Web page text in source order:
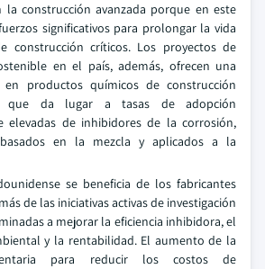
la construcción avanzada porque en este
significativos para prolongar la vida
construcción críticos. Los proyectos de
en el país, además, ofrecen una
en productos químicos de construcción
que da lugar a tasas de adopción
elevadas de inhibidores de la corrosión,
basados en la mezcla y aplicados a la
se beneficia de los fabricantes
de las iniciativas activas de investigación
a mejorar la eficiencia inhibidora, el
y la rentabilidad. El aumento de la
para reducir los costos de